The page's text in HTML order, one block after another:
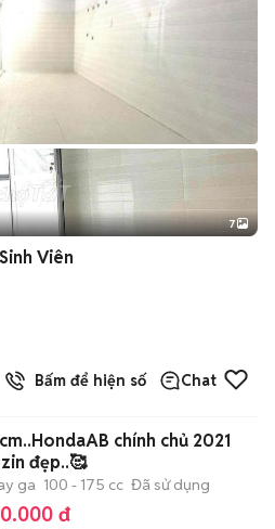
+2
7
Viên
Bấm để hiện số Chat
chính chủ 2021
zin đẹp..🥰
ga 100 - 175 cc Đã sử dụng
đ